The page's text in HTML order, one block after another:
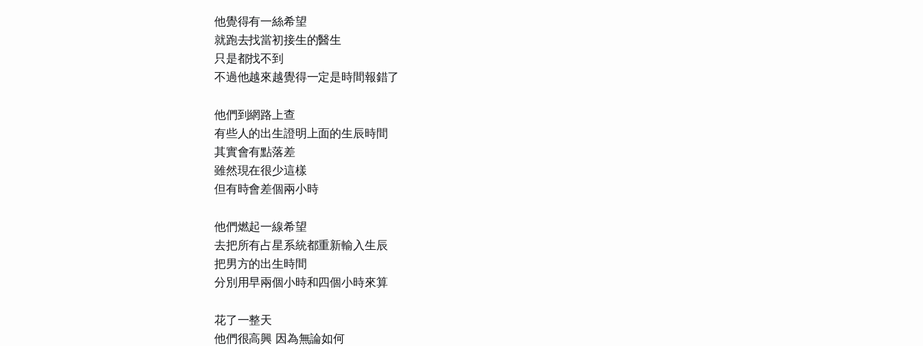
他覺得有一絲希望
就跑去找當初接生的醫生
只是都找不到
不過他越來越覺得一定是時間報錯了
他們到網路上查
有些人的出生證明上面的生辰時間
其實會有點落差
雖然現在很少這樣
但有時會差個兩小時
他們燃起一線希望
去把所有占星系統都重新輸入生辰
把男方的出生時間
分別用早兩個小時和四個小時來算
花了一整天
他們很高興 因為無論如何